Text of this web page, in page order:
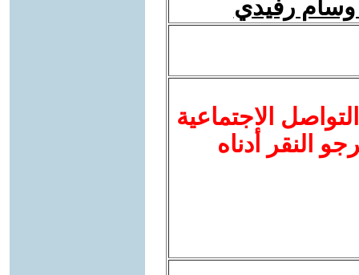
وسام رفيدي
الاجتماعية
النقر أدناه